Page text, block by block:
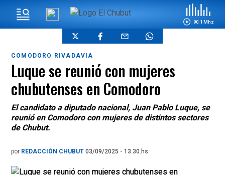
90.1 Mhz
COMODORO RIVADAVIA
Luque se reunió con mujeres
chubutenses en Comodoro
El candidato a diputado nacional, Juan Pablo Luque, se
reunió en Comodoro con mujeres de distintos sectores
de Chubut.
por REDACCIÓN CHUBUT 03/09/2025 - 13.30.hs